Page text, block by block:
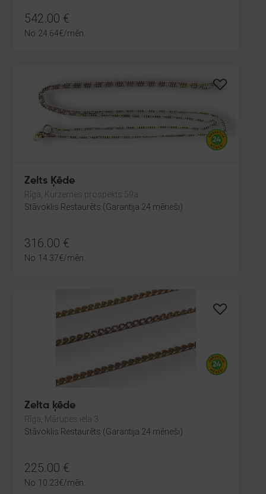
542.00 €
No 24.64€/mēn.
Zelts Ķēde
Rīga, Kurzemes prospekts 59a
Stāvoklis Restaurēts (Garantija 24 mēneši)
316.00 €
No 14.37€/mēn.
Zelta ķēde
Rīga, Mārupes iela 3
Stāvoklis Restaurēts (Garantija 24 mēneši)
225.00 €
No 10.23€/mēn.